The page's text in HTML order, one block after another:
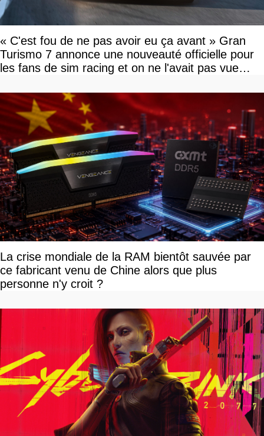
« C'est fou de ne pas avoir eu ça avant » Gran
Turismo 7 annonce une nouveauté officielle pour
les fans de sim racing et on ne l'avait pas vue
La crise mondiale de la RAM bientôt sauvée par
ce fabricant venu de Chine alors que plus
personne n'y croit ?